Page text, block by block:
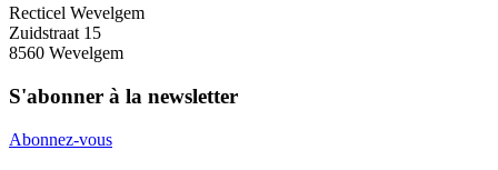
Recticel Wevelgem
Zuidstraat 15
8560 Wevelgem
S'abonner à la newsletter
Abonnez-vous